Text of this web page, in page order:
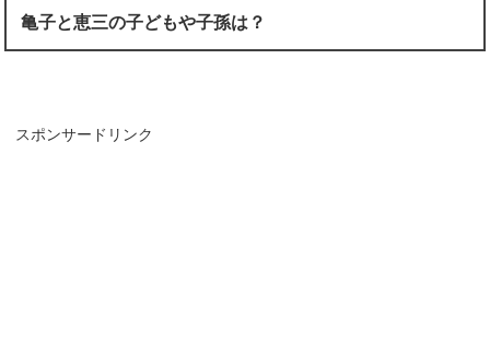
亀子と恵三の子どもや子孫は？
スポンサードリンク